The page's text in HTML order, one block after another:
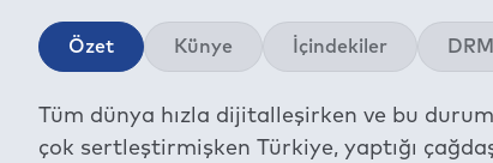
Özet Künye İçindekiler
Tüm dünya hızla dijitalleşirken ve bu
çok sertleştirmişken Türkiye, yaptığı